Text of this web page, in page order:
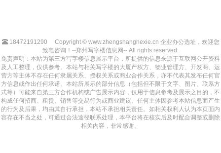
18472191290
Copyright © www.zhengshanghexie.cn 企业办公选址，欢迎您
致电咨询！--郑州写字楼信息网-- All rights reserved.
免责声明：本站为第三方写字楼信息展示平台，所提供的信息来源于互联网公开资料
及人工整理，仅供参考。本站与相关写字楼的大厦产权方、物业管理方、开发商、运
营方等主体不存在任何隶属关系、授权关系或商业合作关系，亦不代表其发布任何官
方信息或作出任何承诺。本站所展示的部分信息（包括但不限于文字、图片、联系方
式等）可能来自第三方合作机构或广告展示内容，仅用于信息参考及展示之目的，不
构成任何招商、租赁、销售等交易行为或商业建议。任何主体因参考本站信息而产生
的行为及后果，均由其自行承担，本站不承担相关责任。如相关权利人认为本页面内
容存在不当之处，可通过合法途径联系处理，本平台将在核实后及时配合调整或删除
相关内容，非常感谢。